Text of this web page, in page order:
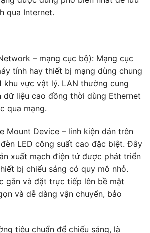
qua Internet.
– mạng cục bộ): Mạng cục
tính hay thiết bị mạng dùng chung
khu vực vật lý. LAN thường cung
liệu cao đồng thời dùng Ethernet
qua mạng.
Mount Device – linh kiện dán trên
LED công suất cao đặc biệt. Đây
xuất mạch điện tử được phát triển
bị chiếu sáng có quy mô nhỏ.
gắn và đặt trực tiếp lên bề mặt
và dễ dàng vận chuyển, bảo
tiêu chuẩn để chiếu sáng, là